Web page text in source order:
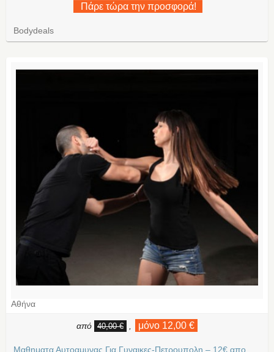
Πάρε τώρα την προσφορά!
Bodydeals
Αθήνα
από 40,00 € μόνο 12,00 €
Μαθηματα Αυτοαμυνας Για Γυναικες-Πετρουπολη – 12€ απο